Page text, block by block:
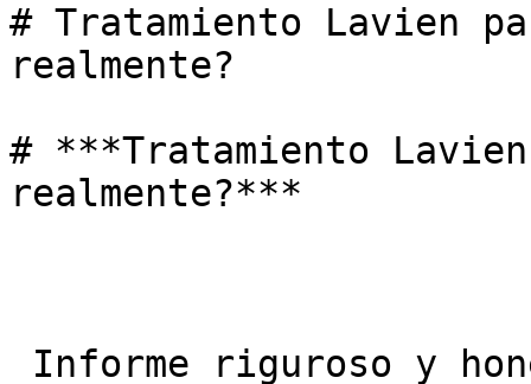
# Tratamiento Lavien
realmente?
# ***Tratamiento Lavien
realmente?***